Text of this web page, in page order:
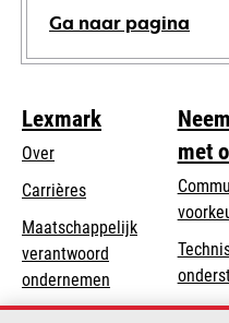
Ga naar pagina
Lexmark
Over
Carrières
Maatschappelijk
verantwoord
ondernemen
in
Duurzaamheid
met